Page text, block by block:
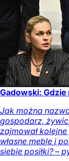
Gadowski: Gdzie
Jak można
gospodarz,
zajmował
własne meble i
siebie posiłki? –